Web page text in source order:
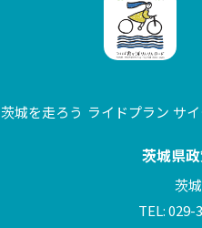
茨城を走ろう ライドプラン サ
茨城県
茨
TEL: 029-